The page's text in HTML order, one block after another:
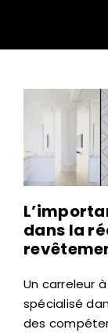
contenu
dans la
Un carreleur
spécialisé
des